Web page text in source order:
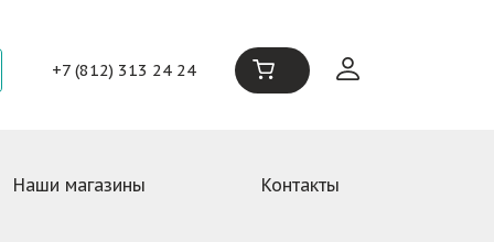
+7 (812) 313 24 24
Наши магазины Контакты